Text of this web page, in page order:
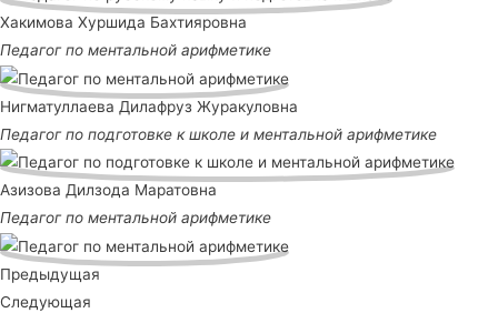
Хакимова Хуршида Бахтияровна
Педагог по ментальной арифметике
Нигматуллаева Дилафруз Журакуловна
Педагог по подготовке к школе и ментальной арифметике
Азизова Дилзода Маратовна
Педагог по ментальной арифметике
Предыдущая
Следующая